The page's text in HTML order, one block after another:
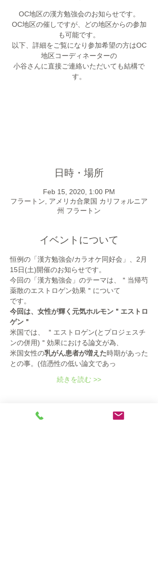
OC地区の漢方勉強会のお知らせです。
OC地区の催しですが、どの地区からの参加
も可能です。
以下、詳細をご覧になり参加希望の方はOC
地区コーディネーターの
小谷さんに直接ご連絡いただいても結構で
す。
日時・場所
Feb 15, 2020, 1:00 PM
フラートン, アメリカ合衆国 カリフォルニア
州 フラートン
イベントについて
恒例の「漢⽅勉強会/カラオケ同好会」、2⽉
15⽇(⼟)開催のお知らせです。
今回の「漢⽅勉強会」のテーマは、＂当帰芍
薬散のエストロゲン効果＂について
です。
今回は、女性が輝く元気ホルモン＂エストロ
ゲン＂
米国では、 ＂エストロゲン(とプロジェスチ
ンの併用)＂効果における論文が為、
米国女性の乳がん患者が増えた時期があった
との事。(信憑性の低い論文であっ
続きを読む >>